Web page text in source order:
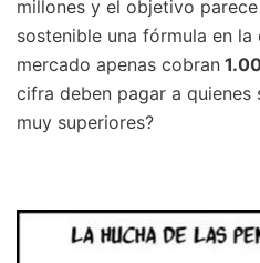
millones y el objetivo
sostenible una fórmula en la
mercado apenas cobran
cifra deben pagar a quienes
muy superiores?